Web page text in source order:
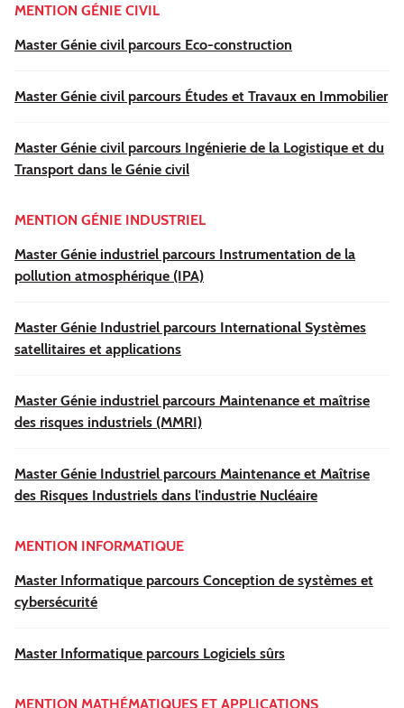
MENTION GÉNIE CIVIL
Master Génie civil parcours Eco-construction
Master Génie civil parcours Études et Travaux en Immobilier
Master Génie civil parcours Ingénierie de la Logistique et du
Transport dans le Génie civil
MENTION GÉNIE INDUSTRIEL
Master Génie industriel parcours Instrumentation de la
pollution atmosphérique (IPA)
Master Génie Industriel parcours International Systèmes
satellitaires et applications
Master Génie industriel parcours Maintenance et maîtrise
des risques industriels (MMRI)
Master Génie Industriel parcours Maintenance et Maîtrise
des Risques Industriels dans l'industrie Nucléaire
MENTION INFORMATIQUE
Master Informatique parcours Conception de systèmes et
cybersécurité
Master Informatique parcours Logiciels sûrs
MENTION MATHÉMATIQUES ET APPLICATIONS